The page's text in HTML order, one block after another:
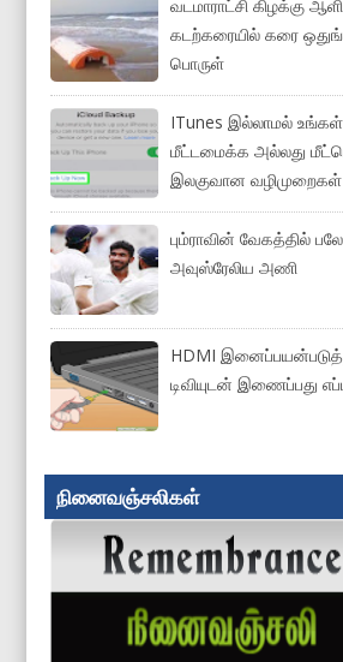
வடமாராட்சி கிழக்கு
கடற்கரையில் கரை
பொருள்
ITunes இல்லாமல்
மீட்டமைக்க அல்லது
இலகுவான வழிமுறைகள்
பும்ராவின் வேகத்தில்
அவுஸ்ரேலிய அணி
HDMI
டிவியுடன் இணைப்பது
நினைவஞ்சலிகள்